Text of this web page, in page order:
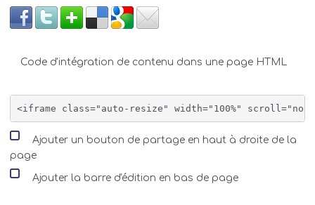
Code d'intégration de contenu dans une page HTML
Ajouter un bouton de partage en haut à droite de la
page
Ajouter la barre d'édition en bas de page